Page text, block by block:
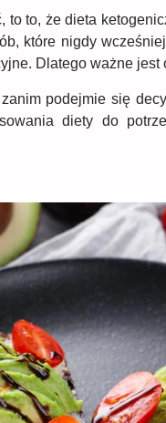
to, że dieta
które nigdy
Dlatego ważne
podejmie się
diety do